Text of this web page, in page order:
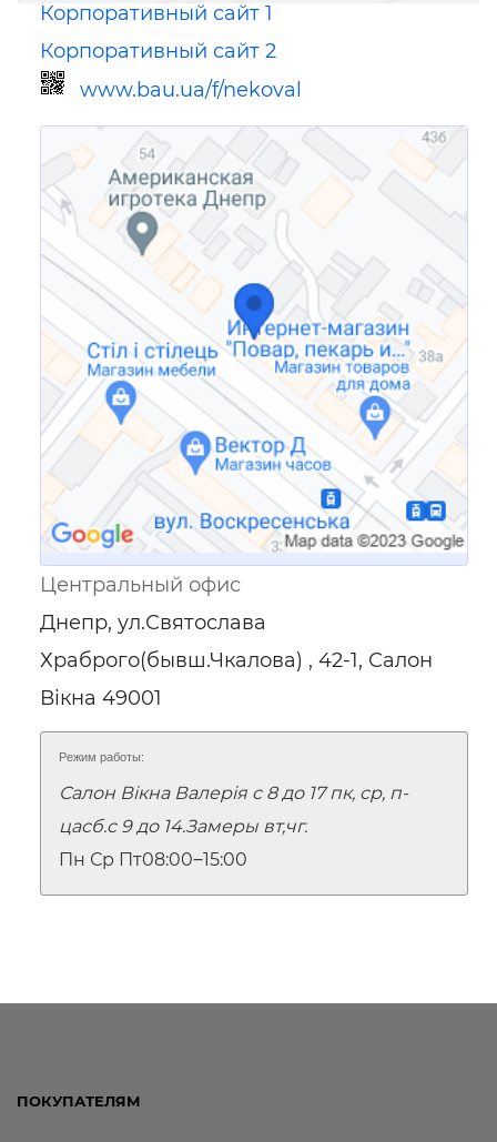
Корпоративный сайт 1
Корпоративный сайт 2
www.bau.ua/f/nekoval
Ссылка для мобильных устройств
Центральный офис
Днепр, ул.Святослава
Храброго(бывш.Чкалова) , 42-1, Салон
Вiкна 49001
Режим работы:
Салон Вікна Валерія с 8 до 17 пк, ср, п-
цасб.с 9 до 14.Замеры вт,чг.
Пн Ср Пт08:00‒15:00
ПОКУПАТЕЛЯМ